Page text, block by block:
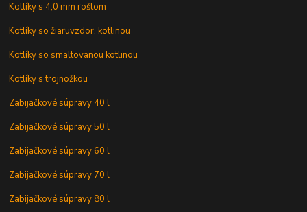
Kotlíky s 4,0 mm roštom
Kotlíky so žiaruvzdor. kotlinou
Kotlíky so smaltovanou kotlinou
Kotlíky s trojnožkou
Zabijačkové súpravy 40 l
Zabijačkové súpravy 50 l
Zabijačkové súpravy 60 l
Zabijačkové súpravy 70 l
Zabijačkové súpravy 80 l